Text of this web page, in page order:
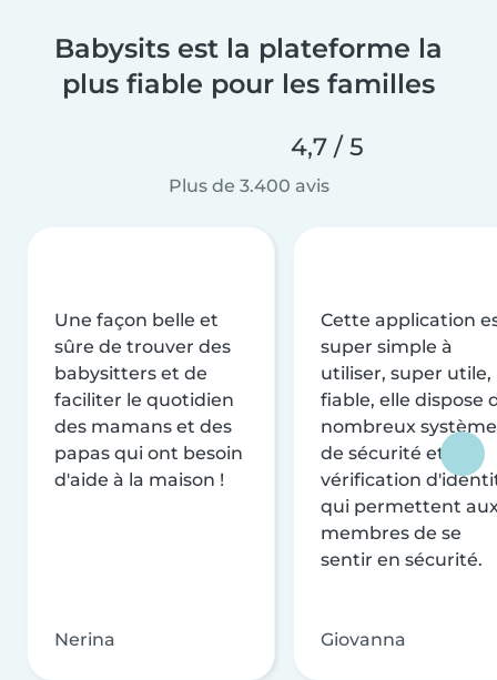
Babysits est la plateforme la
plus fiable pour les familles
4,7 / 5
Plus de 3.400 avis
Une façon belle et
sûre de trouver des
babysitters et de
faciliter le quotidien
des mamans et des
papas qui ont besoin
d'aide à la maison !
Nerina
Cette application
super simple à
utiliser, super utile,
fiable, elle dispose
nombreux
de sécurité et de
vérification
qui permettent
membres de se
sentir en sécurité.
Giovanna